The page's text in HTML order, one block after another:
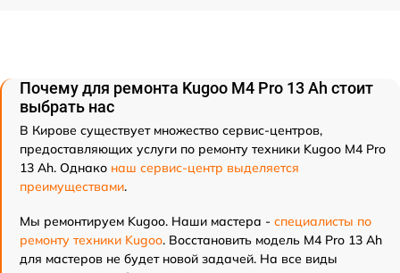
Почему для ремонта Kugoo M4 Pro 13 Ah стоит
выбрать нас
В Кирове существует множество сервис-центров,
предоставляющих услуги по ремонту техники Kugoo M4 Pro
13 Ah. Однако наш сервис-центр выделяется
преимуществами.
Мы ремонтируем Kugoo. Наши мастера - специалисты по
ремонту техники Kugoo. Восстановить модель M4 Pro 13 Ah
для мастеров не будет новой задачей. На все виды